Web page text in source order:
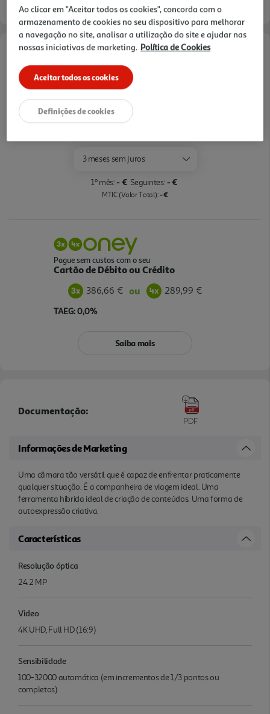
Opções de Financiamento
Pague com o seu
Cartão Oney Auchan
saiba mais >
3 meses sem juros
1º mês:- € Seguintes:- €
MTIC (Valor Total):- €
Pague sem custos com o seu
Cartão de Débito ou Crédito
386,66 € ou 289,99 €
TAEG: 0,0%
Saiba mais
Documentação:
PDF
Informações de Marketing
Uma câmara tão versátil que é capaz de enfrentar praticamente
qualquer situação. É a companheira de viagem ideal. Uma
ferramenta híbrida ideal de criação de conteúdos. Uma forma de
autoexpressão criativa.
Características
Resolução óptica
24.2 MP
Video
4K UHD, Full HD (16:9)
Sensibilidade
100-32000 automática (em incrementos de 1/3 pontos ou
completos)
Ao clicar em "Aceitar todos os cookies", concorda com o
armazenamento de cookies no seu dispositivo para melhorar
a navegação no site, analisar a utilização do site e ajudar nas
nossas iniciativas de marketing. Política de Cookies
Aceitar todos os cookies
Definições de cookies